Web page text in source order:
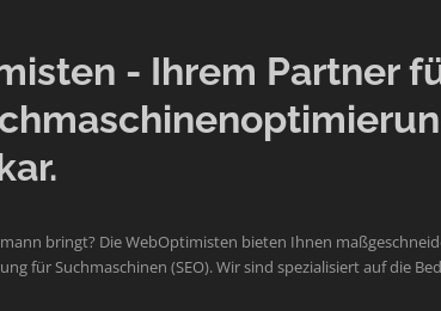
- Ihrem Partner
bringt? Die WebOptimisten bieten Ihnen
für Suchmaschinen (SEO). Wir sind spezialisiert auf die